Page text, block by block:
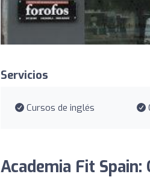
Servicios
Cursos de inglés
Academia Fit Spain: